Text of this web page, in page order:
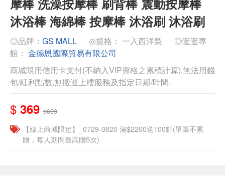
摩棒 洗澡按摩棒 刷背棒 震動按摩棒
沐浴棒 海綿棒 按摩棒 沐浴刷 沐浴刷
◎品牌： GS MALL ◎規格： 一入西洋梨
◎逛逛專
館： 金德恩國際貿易有限公司
商城限用信用卡支付(不納入VIP資格之累積計算),無法用錢
包/紅利點數,無搬運上樓服務及指定日期/時間.
$ 369 $699
【線上商城限定】_0729-0820 滿$2200送100點(單筆不累
贈，每人期間最高贈5次)